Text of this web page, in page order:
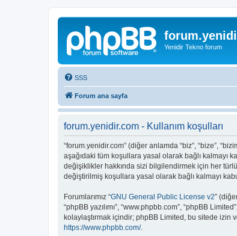
Yenidir Tekno forum
SSS
Forum ana sayfa
forum.yenidir.com - Kullanım koşulları
“forum.yenidir.com” (diğer anlamda “biz”, “bize”,
aşağıdaki tüm koşullara yasal olarak bağlı kalmayı
değişiklikler hakkında sizi bilgilendirmek için her
değiştirilmiş koşullara yasal olarak bağlı kalmayı
Forumlarımız “GNU General Public License v2”
“phpBB yazılımı”, “www.phpbb.com”, “phpBB
kolaylaştırmak içindir; phpBB Limited, bu sitede izin
https://www.phpbb.com/.